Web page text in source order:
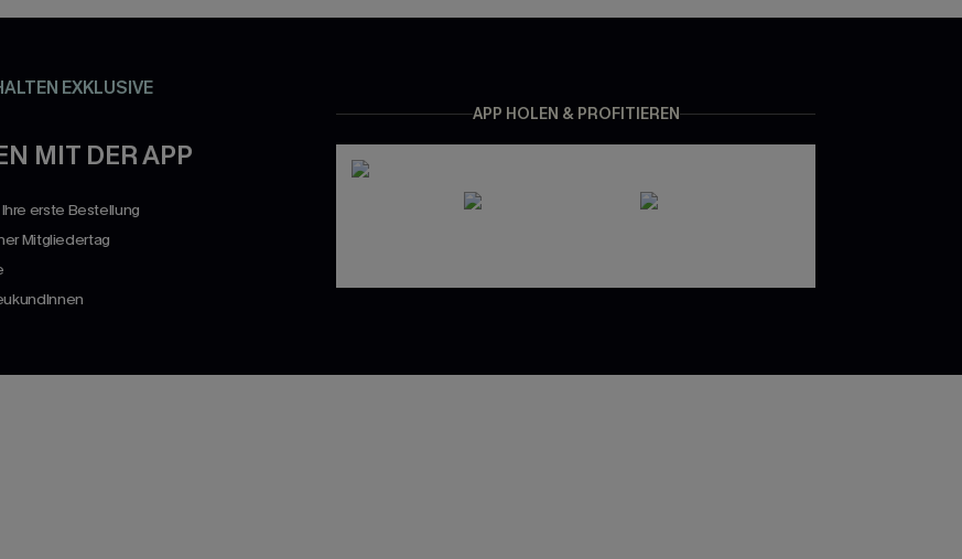
EXKLUSIVE
MIT DER APP
erste Bestellung
Mitgliedertag
APP HOLEN & PROFITIEREN